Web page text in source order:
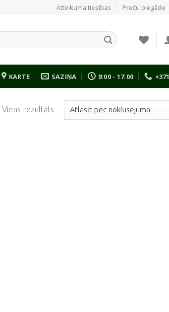
Atteikuma tiesības Preču piegāde
KARTE SAZIŅA 9:00 - 17:00
Viens rezultāts